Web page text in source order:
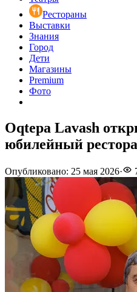
Рестораны
Выставки
Знания
Город
Дети
Магазины
Premium
Фото
Oqtepa Lavash
юбилейный
Опубликовано: 25 мая 2026·